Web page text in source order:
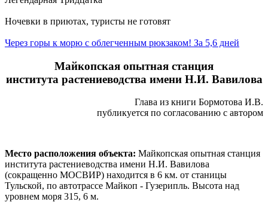
Ночевки в приютах, туристы не готовят
Через горы к морю с облегченным рюкзаком! За 5,6 дней
Майкопская опытная станция
института растениеводства имени Н.И. Вавилова
Глава из книги Бормотова И.В.
публикуется по согласованию с автором
Место расположения объекта: Майкопская опытная станция
института растениеводства имени Н.И. Вавилова
(сокращенно МОСВИР) находится в 6 км. от станицы
Тульской, по автотрассе Майкоп - Гузерипль. Высота над
уровнем моря 315, 6 м.